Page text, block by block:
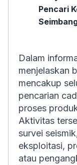
Pencari
Dalam
menjelaskan
mencakup
pencarian
proses
Aktivitas
survei
eksploitasi,
atau